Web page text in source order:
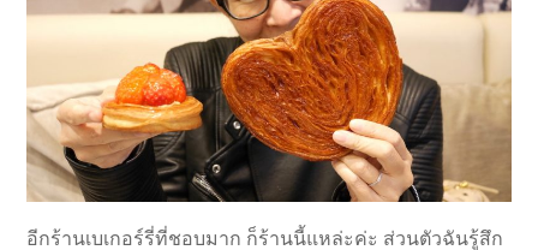
อีกร้านเบเกอร์รี่ที่ชอบมาก ก็ร้านนี้แหล่ะค่ะ ส่วนตัวฉันรู้สึก